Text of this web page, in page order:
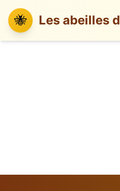
🐝 Les abeilles